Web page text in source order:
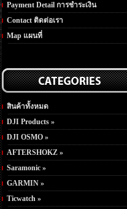
Payment Detail การชำระเงิน
Contact ติดต่อเรา
Map แผนที่
สินค้าทั้งหมด
DJI Products »
DJI OSMO »
AFTERSHOKZ »
Saramonic »
GARMIN »
Ticwatch »